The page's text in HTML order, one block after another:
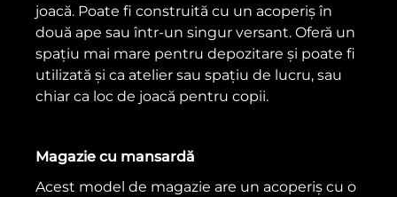
joacă. Poate fi construită cu un acoperiș în
două ape sau într-un singur versant. Oferă un
spațiu mai mare pentru depozitare și poate fi
utilizată și ca atelier sau spațiu de lucru, sau
chiar ca loc de joacă pentru copii.
Magazie cu mansardă
Acest model de magazie are un acoperiș cu o